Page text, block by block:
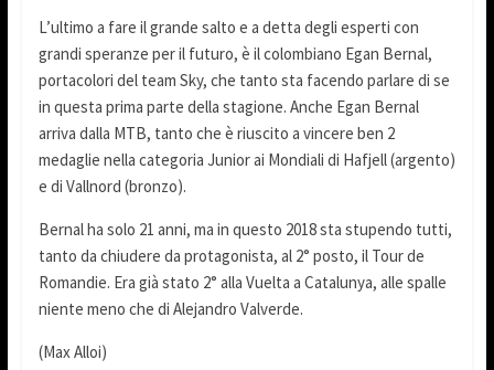
L’ultimo a fare il grande salto e a detta degli esperti con
grandi speranze per il futuro, è il colombiano Egan Bernal,
portacolori del team Sky, che tanto sta facendo parlare di se
in questa prima parte della stagione. Anche Egan Bernal
arriva dalla MTB, tanto che è riuscito a vincere ben 2
medaglie nella categoria Junior ai Mondiali di Hafjell (argento)
e di Vallnord (bronzo).
Bernal ha solo 21 anni, ma in questo 2018 sta stupendo tutti,
tanto da chiudere da protagonista, al 2° posto, il Tour de
Romandie. Era già stato 2° alla Vuelta a Catalunya, alle spalle
niente meno che di Alejandro Valverde.
(Max Alloi)